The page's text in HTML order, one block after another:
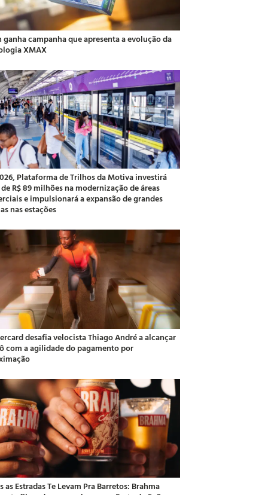
ganha campanha que apresenta a evolução da
XMAX
Plataforma de Trilhos da Motiva investirá
R$ 89 milhões na modernização de áreas
e impulsionará a expansão de grandes
nas estações
desafia velocista Thiago André a alcançar
com a agilidade do pagamento por
as Estradas Te Levam Pra Barretos: Brahma